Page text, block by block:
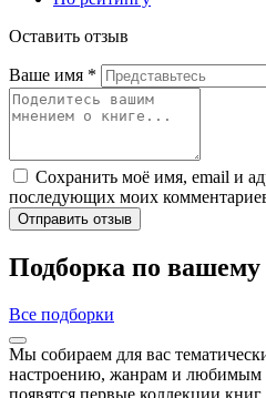
Оставить отзыв
Ваше имя *
Сохранить моё имя, email и
последующих моих
Отправить отзыв
Подборка по
Все подборки
Мы собираем для вас
настроению, жанрам и любимым